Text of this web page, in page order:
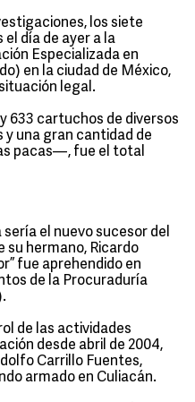
los siete
día de ayer a la
Especializada en
en la ciudad de México,
legal.
633 cartuchos de diversos
y una gran cantidad de
pacas—, fue el total
el nuevo sucesor del
su hermano, Ricardo
fue aprehendido en
de la Procuraduría
de las actividades
desde abril de 2004,
Carrillo Fuentes,
armado en Culiacán.